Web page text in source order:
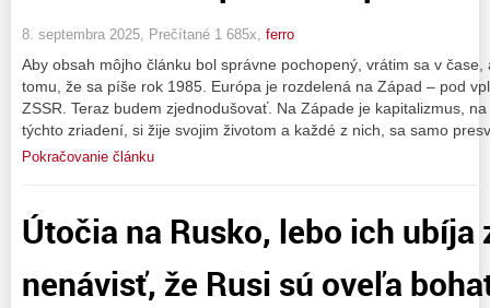
8. septembra 2025, Prečítané 1 685x, ferro
Aby obsah môjho článku bol správne pochopený, vrátim sa v
tomu, že sa píše rok 1985. Európa je rozdelená na Západ – pod
ZSSR. Teraz budem zjednodušovať. Na Západe je kapitalizmus,
týchto zriadení, si žije svojim životom a každé z nich, sa samo
Pokračovanie článku
Útočia na Rusko, lebo ich
nenávisť, že Rusi sú oveľa